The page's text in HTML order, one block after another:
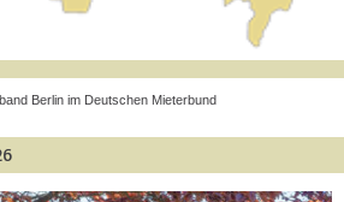
Berlin im Deutschen Mieterbund